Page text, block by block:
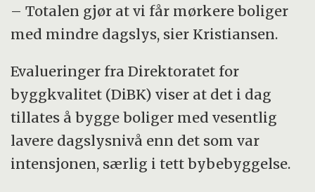
– Totalen gjør at vi får mørkere boliger
med mindre dagslys, sier Kristiansen.
Evalueringer fra Direktoratet for
byggkvalitet (DiBK) viser at det i dag
tillates å bygge boliger med vesentlig
lavere dagslysnivå enn det som var
intensjonen, særlig i tett bybebyggelse.